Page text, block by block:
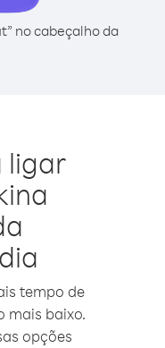
no cabeçalho da
ligar
tempo de
mais baixo.
opções